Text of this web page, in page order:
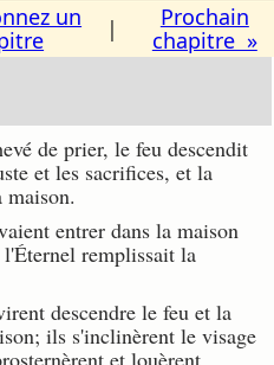
un
|
Prochain
chapitre »
de prier, le feu descendit
et les sacrifices, et la
entrer dans la maison
remplissait la
descendre le feu et la
ils s'inclinèrent le visage
et louèrent